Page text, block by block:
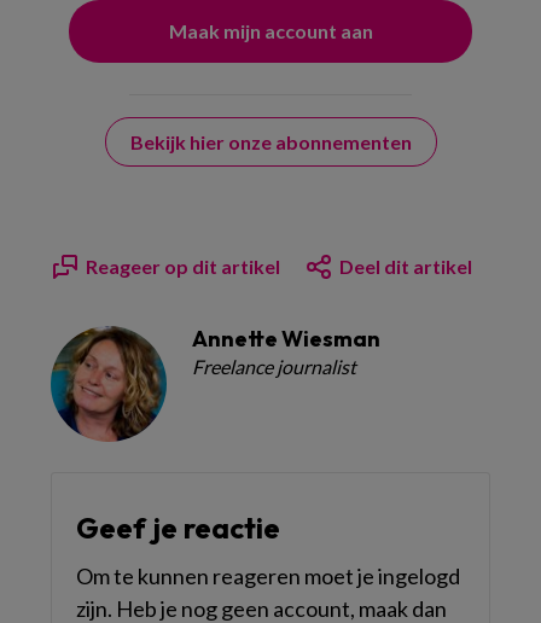
Bekijk hier onze abonnementen
Reageer op dit artikel Deel dit artikel
Annette Wiesman
Freelance journalist
Geef je reactie
Om te kunnen reageren moet je ingelogd
zijn. Heb je nog geen account, maak dan